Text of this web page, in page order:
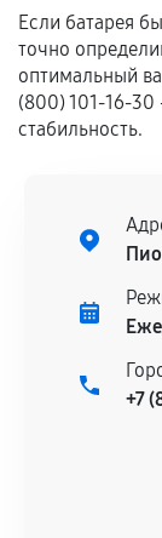
Гарантия
соблюдены
центром.
При этом
остается
сервисный
Если батарея
точно
оптимальный
(800) 101-16-30
стабильность.
+7